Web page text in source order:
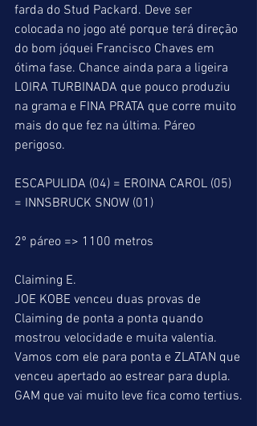
farda do Stud Packard. Deve ser
colocada no jogo até porque terá direção
do bom jóquei Francisco Chaves em
ótima fase. Chance ainda para a ligeira
LOIRA TURBINADA que pouco produziu
na grama e FINA PRATA que corre muito
mais do que fez na última. Páreo
perigoso.
ESCAPULIDA (04) = EROINA CAROL (05)
= INNSBRUCK SNOW (01)
2º páreo => 1100 metros
Claiming E.
JOE KOBE venceu duas provas de
Claiming de ponta a ponta quando
mostrou velocidade e muita valentia.
Vamos com ele para ponta e ZLATAN que
venceu apertado ao estrear para dupla.
GAM que vai muito leve fica como tertius.